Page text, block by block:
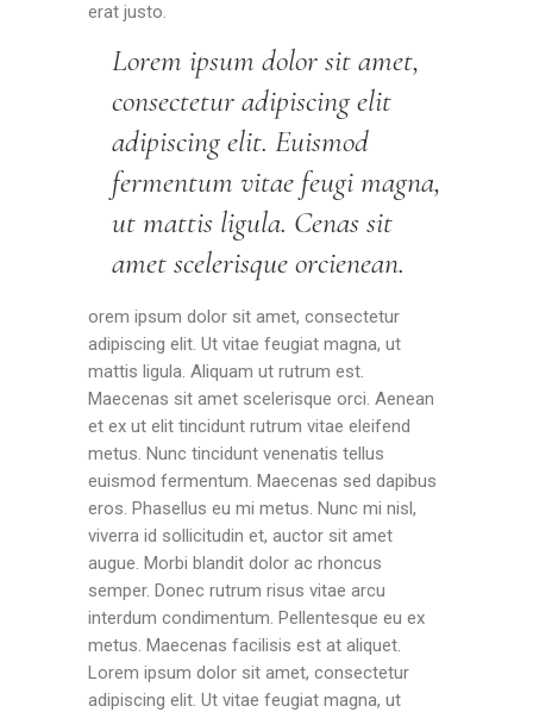
erat justo.
Lorem ipsum dolor sit amet,
consectetur adipiscing elit
adipiscing elit. Euismod
fermentum vitae feugi magna,
ut mattis ligula. Cenas sit
amet scelerisque orcienean.
orem ipsum dolor sit amet, consectetur
adipiscing elit. Ut vitae feugiat magna, ut
mattis ligula. Aliquam ut rutrum est.
Maecenas sit amet scelerisque orci. Aenean
et ex ut elit tincidunt rutrum vitae eleifend
metus. Nunc tincidunt venenatis tellus
euismod fermentum. Maecenas sed dapibus
eros. Phasellus eu mi metus. Nunc mi nisl,
viverra id sollicitudin et, auctor sit amet
augue. Morbi blandit dolor ac rhoncus
semper. Donec rutrum risus vitae arcu
interdum condimentum. Pellentesque eu ex
metus. Maecenas facilisis est at aliquet.
Lorem ipsum dolor sit amet, consectetur
adipiscing elit. Ut vitae feugiat magna, ut